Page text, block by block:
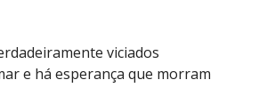
viciados
e há esperança que morram